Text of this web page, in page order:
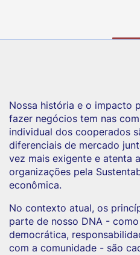
Nossa história e o impacto
fazer negócios tem nas
individual dos cooperados
diferenciais de mercado
vez mais exigente e atenta
organizações pela
econômica.
No contexto atual, os
parte de nosso DNA -
democrática,
com a comunidade - são